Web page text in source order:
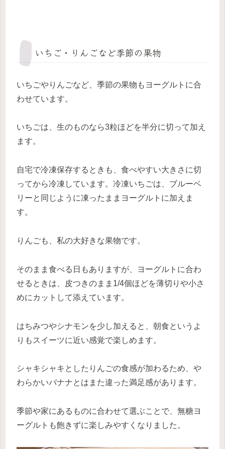
いちご・りんごなど季節の果物
いちごやりんごなど、季節の果物もヨーグルトに合
わせています。
いちごは、生のものなら3粒ほどを半分に切って加え
ます。
自宅で冷凍保存するときも、食べやすい大きさに切
ってから冷凍しています。冷凍いちごは、ブルーベ
リーと同じように凍ったままヨーグルトに加えま
す。
りんごも、私の大好きな果物です。
そのまま食べる日もありますが、ヨーグルトに合わ
せるときは、皮つきのまま1/4個ほどを薄切りや小さ
めにカットして添えています。
はちみつやシナモンを少し加えると、朝食というよ
りもスイーツに近い感覚で楽しめます。
シャキシャキとしたりんごの食感が加わるため、や
わらかいバナナとはまた違った満足感があります。
季節や家にあるものに合わせて選ぶことで、無糖ヨ
ーグルトも飽きずに楽しみやすくなりました。